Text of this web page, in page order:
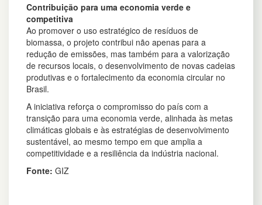
Contribuição para uma economia verde e
competitiva
Ao promover o uso estratégico de resíduos de
biomassa, o projeto contribui não apenas para a
redução de emissões, mas também para a valorização
de recursos locais, o desenvolvimento de novas cadeias
produtivas e o fortalecimento da economia circular no
Brasil.
A iniciativa reforça o compromisso do país com a
transição para uma economia verde, alinhada às metas
climáticas globais e às estratégias de desenvolvimento
sustentável, ao mesmo tempo em que amplia a
competitividade e a resiliência da indústria nacional.
Fonte: GIZ